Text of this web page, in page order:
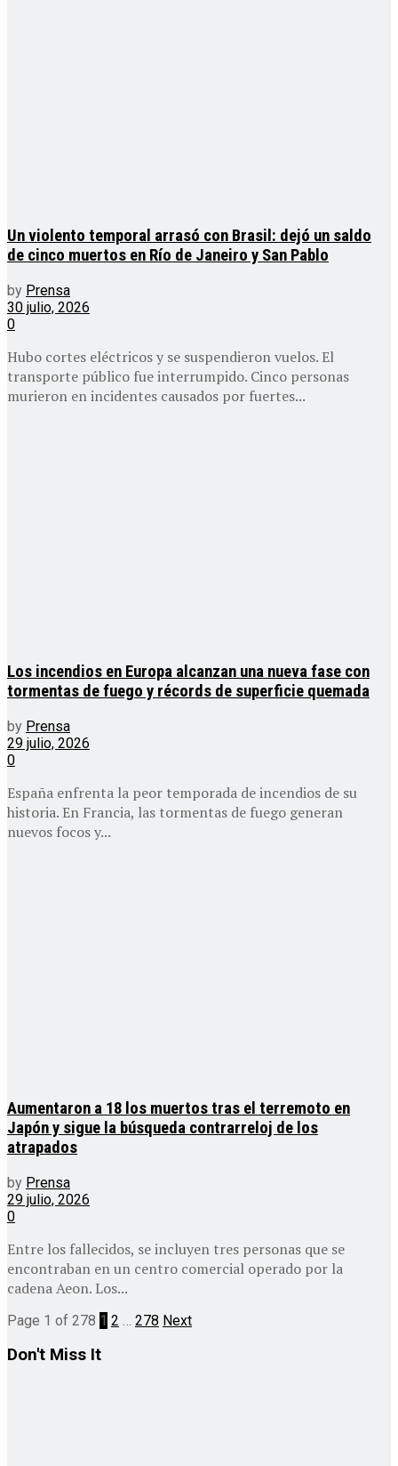
Un violento temporal arrasó con Brasil: dejó un saldo
de cinco muertos en Río de Janeiro y San Pablo
by Prensa
30 julio, 2026
0
Hubo cortes eléctricos y se suspendieron vuelos. El
transporte público fue interrumpido. Cinco personas
murieron en incidentes causados por fuertes...
Los incendios en Europa alcanzan una nueva fase con
tormentas de fuego y récords de superficie quemada
by Prensa
29 julio, 2026
0
España enfrenta la peor temporada de incendios de su
historia. En Francia, las tormentas de fuego generan
nuevos focos y...
Aumentaron a 18 los muertos tras el terremoto en
Japón y sigue la búsqueda contrarreloj de los
atrapados
by Prensa
29 julio, 2026
0
Entre los fallecidos, se incluyen tres personas que se
encontraban en un centro comercial operado por la
cadena Aeon. Los...
Page 1 of 278 1 2 278 Next
Don't Miss It